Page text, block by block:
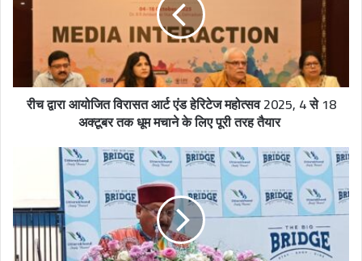
रीच द्वारा आयोजित विरासत आर्ट एंड हेरिटेज महोत्सव 2025, 4 से 18
अक्टूबर तक धूम मचाने के लिए पूरी तरह तैयार